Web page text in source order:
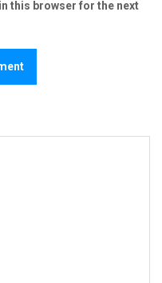
this browser for the next